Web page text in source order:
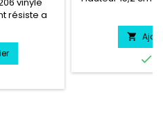
résiste a
froid.
Largeur 25 cm /
30 cm /
professionnel
l'eau, essence,
vie entre 3 et 5

